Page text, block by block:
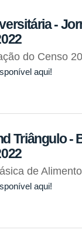
-
do Censo
aqui!
Triângulo -
de
aqui!